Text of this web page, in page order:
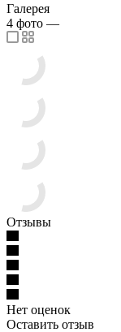
Галерея
4 фото —
Отзывы
Нет оценок
Оставить отзыв